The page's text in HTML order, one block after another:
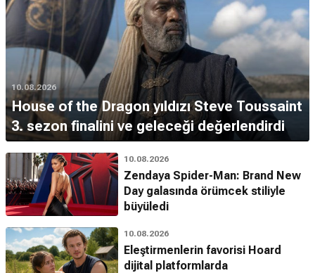
10.08.2026
House of the Dragon yıldızı Steve Toussaint
3. sezon finalini ve geleceği değerlendirdi
10.08.2026
Zendaya Spider-Man: Brand New
Day galasında örümcek stiliyle
büyüledi
10.08.2026
Eleştirmenlerin favorisi Hoard
dijital platformlarda